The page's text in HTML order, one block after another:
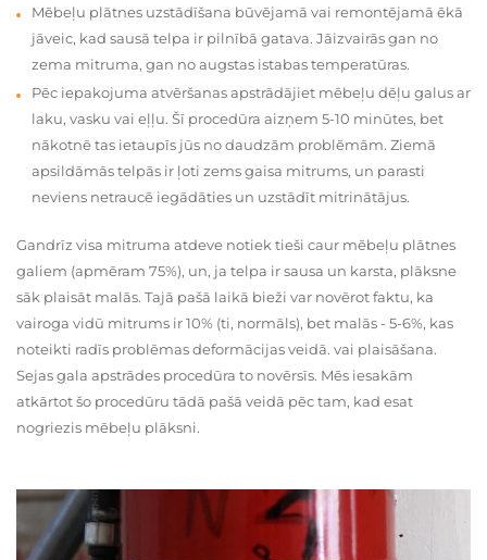
Mēbeļu plātnes uzstādīšana būvējamā vai remontējamā ēkā
jāveic, kad sausā telpa ir pilnībā gatava. Jāizvairās gan no
zema mitruma, gan no augstas istabas temperatūras.
Pēc iepakojuma atvēršanas apstrādājiet mēbeļu dēļu galus ar
laku, vasku vai eļļu. Šī procedūra aizņem 5-10 minūtes, bet
nākotnē tas ietaupīs jūs no daudzām problēmām. Ziemā
apsildāmās telpās ir ļoti zems gaisa mitrums, un parasti
neviens netraucē iegādāties un uzstādīt mitrinātājus.
Gandrīz visa mitruma atdeve notiek tieši caur mēbeļu plātnes
galiem (apmēram 75%), un, ja telpa ir sausa un karsta, plāksne
sāk plaisāt malās. Tajā pašā laikā bieži var novērot faktu, ka
vairoga vidū mitrums ir 10% (ti, normāls), bet malās - 5-6%, kas
noteikti radīs problēmas deformācijas veidā. vai plaisāšana.
Sejas gala apstrādes procedūra to novērsīs. Mēs iesakām
atkārtot šo procedūru tādā pašā veidā pēc tam, kad esat
nogriezis mēbeļu plāksni.